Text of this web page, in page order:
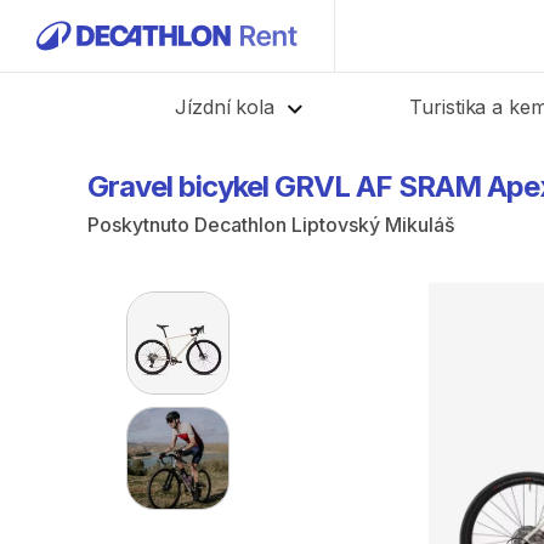
Jízdní kola Turistika a
Gravel bicykel GRVLAF SRAM
Poskytnuto Decathlon Liptovský Mikuláš